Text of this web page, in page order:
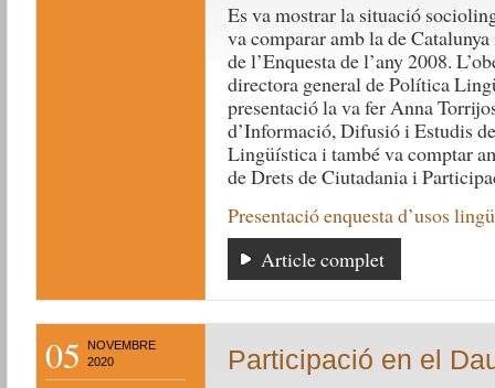
Es va mostrar la situació
va comparar amb la de
de l’Enquesta de l’any 2008.
directora general de Política
presentació la va fer Anna
d’Informació, Difusió i Estudis
Lingüística i també va comptar
de Drets de Ciutadania i
Presentació enquesta d’usos
Article complet
05
NOVEMBRE
2020
Participació en el